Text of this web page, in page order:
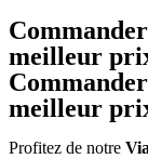
meilleur
meilleur
Profitez de notre